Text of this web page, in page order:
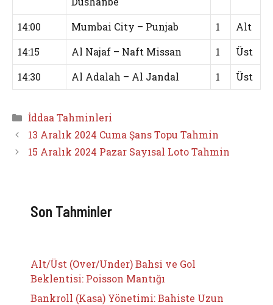
14:00 Mumbai City – Punjab 1
Alt
14:15
Al Najaf – Naft Missan 1
Üst
14:30
Al Adalah – Al Jandal 1 Üst
Kategoriler
İddaa Tahminleri
13 Aralık 2024 Cuma Şans Topu Tahmin
15 Aralık 2024 Pazar Sayısal Loto Tahmin
Son Tahminler
Alt/Üst (Over/Under) Bahsi ve Gol
Beklentisi: Poisson Mantığı
Bankroll (Kasa) Yönetimi: Bahiste Uzun